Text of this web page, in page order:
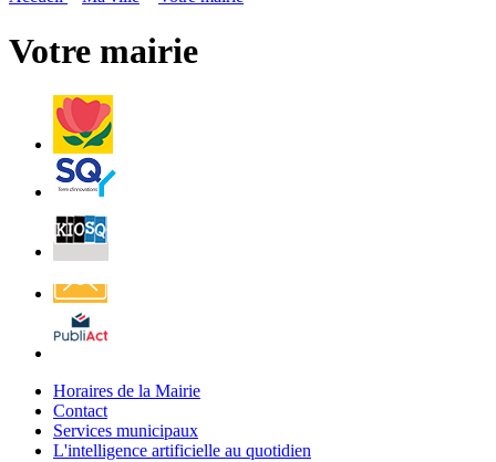
Votre mairie
Villes
et
Villages
Fleuris
Saint-
Quentin
Billetterie
Affichage
légal
Horaires
de
la
Mairie
Horaires de la Mairie
Contact
Contact
Services
municipaux
Services municipaux
L'intelligence
L'intelligence artificielle au quotidien